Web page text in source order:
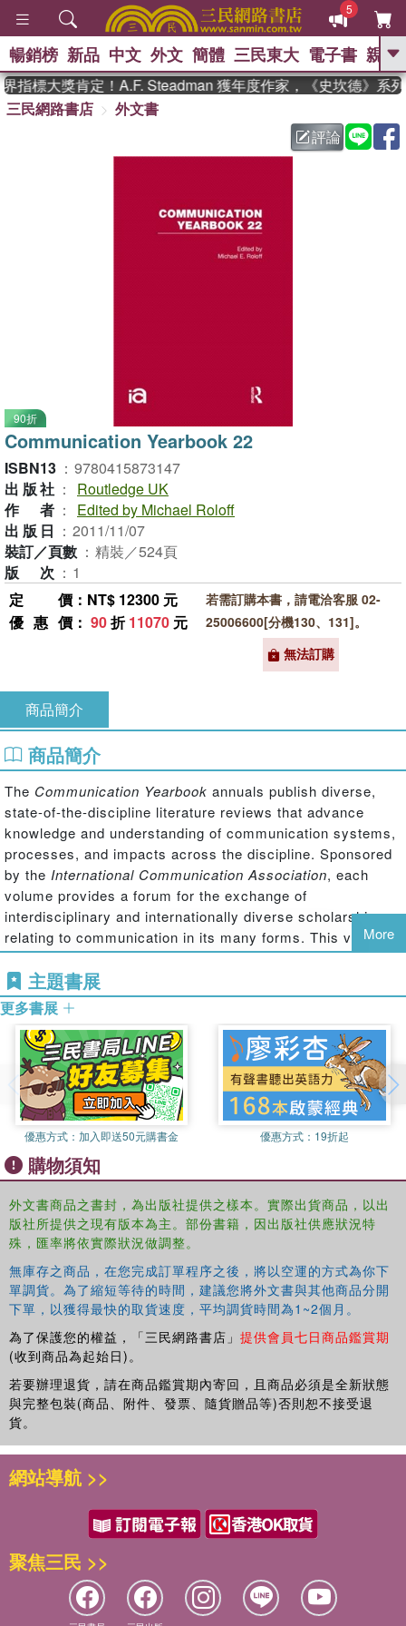
5
GO
父親節 、 如果歷
暑期推薦 、 國際布克
偉大的迷走神經
暢銷榜 新品 中文 外文 簡體 三民東大 電子書 親子
指標大獎肯定！A.F. Steadman 獲年度作家，《史坎德》系列
三民網路書店
外文書
評論
90折
Communication Yearbook 22
ISBN13 ： 9780415873147
出版社 ：
Routledge UK
作者 ：
Edited by Michael Roloff
出版日 ： 2011/11/07
裝訂／頁數 ： 精裝／524頁
版次 ： 1
定價 ：NT$ 12300 元
優惠價 ： 90折11070 元
若需訂購本書，請電洽客服 02-
25006600[分機130、131]。
無法訂購
商品簡介
商品簡介
The Communication Yearbook annuals publish diverse,
state-of-the-discipline literature reviews that advance
knowledge and understanding of communication systems,
processes, and impacts across the discipline. Sponsored
by the International Communication Association, each
volume provides a forum for the exchange of
interdisciplinary and internationally diverse scholarship
relating to communication in its many forms. This volume
re-issues the yearbook from 1999.
More
主題書展
更多書展
優惠方式： 加入即送50元購書金 優惠方式： 19折起
購物須知
外文書商品之書封，為出版社提供之樣本。實際出貨商品，以出
版社所提供之現有版本為主。部份書籍，因出版社供應狀況特
殊，匯率將依實際狀況做調整。
無庫存之商品，在您完成訂單程序之後，將以空運的方式為你下
單調貨。為了縮短等待的時間，建議您將外文書與其他商品分開
下單，以獲得最快的取貨速度，平均調貨時間為1~2個月。
為了保護您的權益，「三民網路書店」 提供會員七日商品鑑賞期
(收到商品為起始日)。
若要辦理退貨，請在商品鑑賞期內寄回，且商品必須是全新狀態
與完整包裝(商品、附件、發票、隨貨贈品等)否則恕不接受退
貨。
網站導航 >>
聚焦三民 >>